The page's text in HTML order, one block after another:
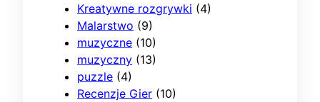
Kreatywne rozgrywki (4)
Malarstwo (9)
muzyczne (10)
muzyczny (13)
puzzle (4)
Recenzje Gier (10)